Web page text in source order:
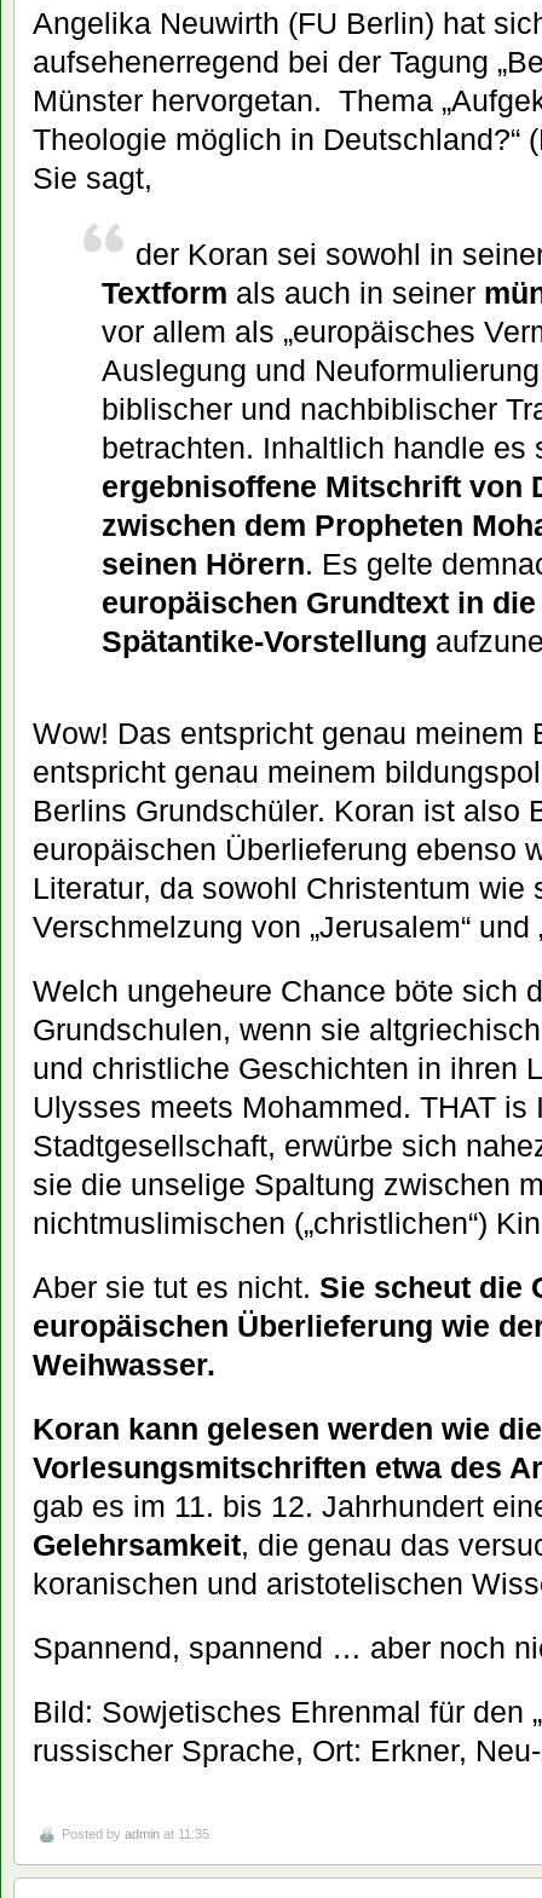
Angelika Neuwirth (FU Berlin) hat
aufsehenerregend bei der Tagung
Münster hervorgetan. Thema
Theologie möglich in Deutschland?“
Sie sagt,
der Koran sei sowohl in
Textform als auch in seiner
vor allem als „europäisches
Auslegung und
biblischer und nachbiblischer
betrachten. Inhaltlich handle es
ergebnisoffene Mitschrift von
zwischen dem Propheten
seinen Hörern. Es gelte
europäischen Grundtext in
Spätantike-Vorstellung
Wow! Das entspricht genau meinem
entspricht genau meinem
Berlins Grundschüler. Koran ist also
europäischen Überlieferung ebenso
Literatur, da sowohl Christentum wie
Verschmelzung von „Jerusalem“ und
Welch ungeheure Chance böte sich
Grundschulen, wenn sie
und christliche Geschichten in ihren
Ulysses meets Mohammed. THAT is
Stadtgesellschaft, erwürbe sich
sie die unselige Spaltung zwischen
nichtmuslimischen („christlichen“)
Aber sie tut es nicht. Sie scheut die
europäischen Überlieferung wie
Weihwasser.
Koran kann gelesen werden wie die
Vorlesungsmitschriften etwa des
gab es im 11. bis 12. Jahrhundert
Gelehrsamkeit, die genau das
koranischen und aristotelischen
Spannend, spannend … aber noch
Bild: Sowjetisches Ehrenmal für den „
russischer Sprache, Ort: Erkner,
Posted by admin at 11:35